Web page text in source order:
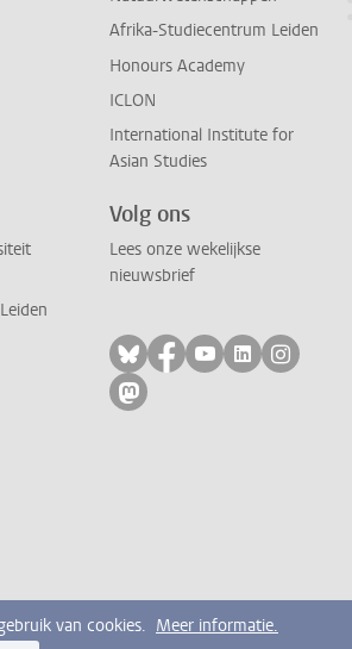
Afrika-Studiecentrum Leiden
Honours Academy
ICLON
International Institute for
Asian Studies
Volg ons
Lees onze wekelijkse
nieuwsbrief
Volg ons op bluesky
Volg ons op
Volg ons op
Volg ons
Volg
Volg ons op mastodon
van cookies. Meer informatie.